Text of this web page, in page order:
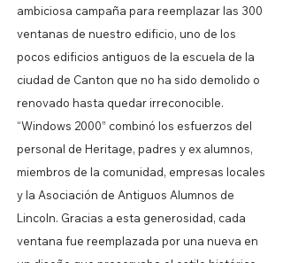
ambiciosa campaña para reemplazar las 300
ventanas de nuestro edificio, uno de los
pocos edificios antiguos de la escuela de la
ciudad de Canton que no ha sido demolido o
renovado hasta quedar irreconocible.
“Windows 2000” combinó los esfuerzos del
personal de Heritage, padres y ex alumnos,
miembros de la comunidad, empresas locales
y la Asociación de Antiguos Alumnos de
Lincoln. Gracias a esta generosidad, cada
ventana fue reemplazada por una nueva en